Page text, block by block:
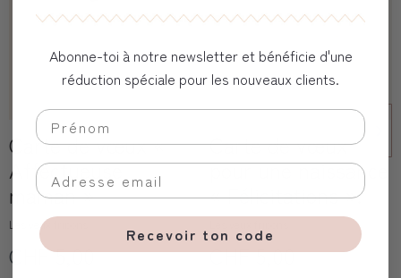
Carte de vœux «
Affectueuse
maman »
Les yeux fripons
CHF 5,00
Carte de vœux
pour une naissance
« Félicitations ».
CHF 5,00
Abonne-toi à notre newsletter et bénéficie d'une
réduction spéciale pour les nouveaux clients.
Recevoir ton code